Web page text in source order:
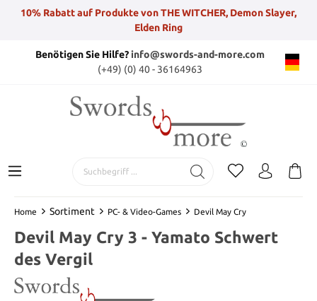
10% Rabatt auf Produkte von THE WITCHER, Demon Slayer,
Elden Ring
Benötigen Sie Hilfe?info@swords-and-more.com
(+49) (0) 40 - 36164963
Home Sortiment PC- & Video-Games Devil May Cry
Devil May Cry 3 - Yamato Schwert
des Vergil